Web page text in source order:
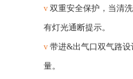
v 双重安全保护，当清
有灯光通断提示。
v 带进&出气口双气路
量。